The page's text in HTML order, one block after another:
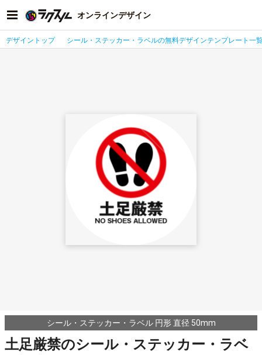
オンラインデザイン
デザイントップ シール・ステッカー・ラベルの無料デザインテンプレート一
シール・ステッカー・ラベル 円形 直径 50mm
土足厳禁のシール・ステッカー・ラベ